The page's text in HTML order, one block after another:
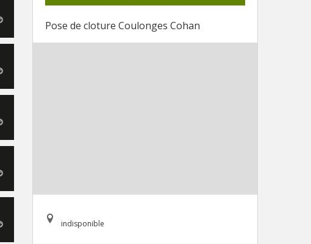
Pose de cloture Coulonges Cohan
indisponible